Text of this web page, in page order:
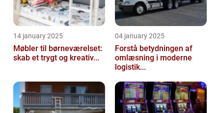
14 january 2025
Møbler til børneværelset:
skab et trygt og kreativ...
04 january 2025
Forstå betydningen af
omlæsning i moderne
logistik...